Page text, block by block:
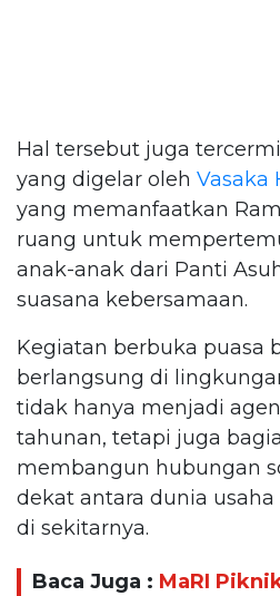
Hal tersebut juga
yang digelar oleh Vasaka
yang memanfaatkan
ruang untuk
anak-anak dari Panti
suasana kebersamaan.
Kegiatan berbuka puasa
berlangsung di
tidak hanya menjadi
tahunan, tetapi juga
membangun hubungan
dekat antara dunia
di sekitarnya.
Baca Juga : MaRI